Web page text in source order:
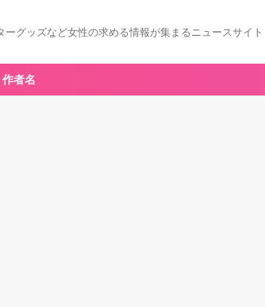
ーグッズなど女性の求める情報が集まるニュースサイト
作者名